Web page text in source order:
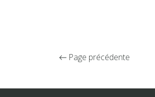
Page précédente